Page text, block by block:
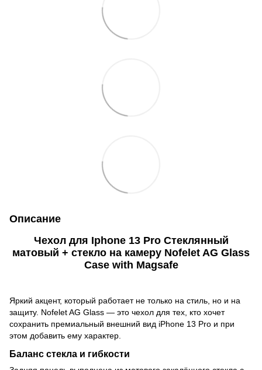
Описание
Чехол для Iphone 13 Pro Стеклянный
матовый + стекло на камеру Nofelet AG Glass
Case with Magsafe
Яркий акцент, который работает не только на стиль, но и на
защиту. Nofelet AG Glass — это чехол для тех, кто хочет
сохранить премиальный внешний вид iPhone 13 Pro и при
этом добавить ему характер.
Баланс стекла и гибкости